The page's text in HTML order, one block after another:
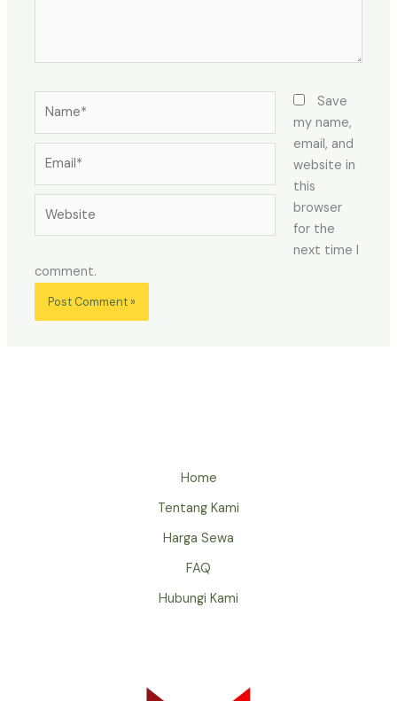
Save
my name,
email, and
website in
this
browser
for the
next time I
comment.
Home
Tentang Kami
Harga Sewa
FAQ
Hubungi Kami